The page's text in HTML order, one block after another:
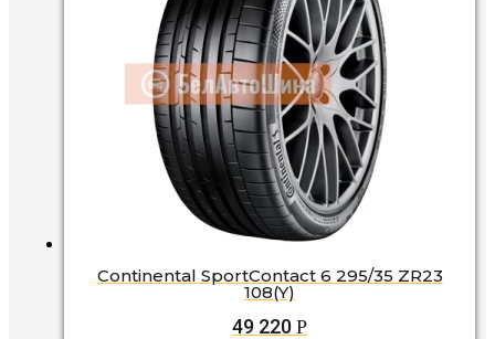
Continental SportContact 6 295/35 ZR23
108(Y)
49 220 Р